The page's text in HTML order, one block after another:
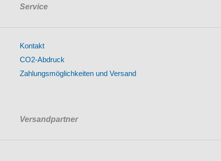
Service
Kontakt
CO2-Abdruck
Zahlungsmöglichkeiten und Versand
Versandpartner